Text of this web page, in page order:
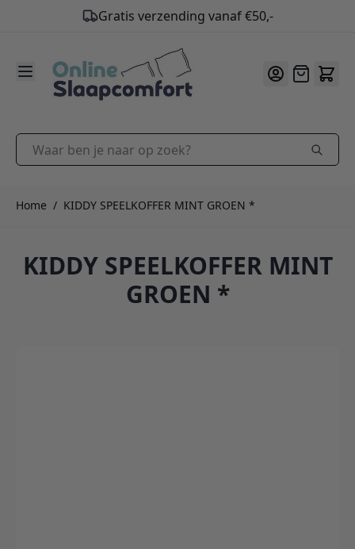
Gratis verzending vanaf €50,-
9.2/10
Offerte
Waar ben je naar op zoek?
Home / KIDDY SPEELKOFFER MINT GROEN *
KIDDY SPEELKOFFER MINT
GROEN *